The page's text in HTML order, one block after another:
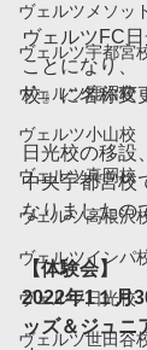
ヴェルツメソッ
ヴェルツ宇都宮
ヴェルツ鹿沼校
ヴェルツ小山校
ヴェルツ真岡校
ヴェルツ高根沢
ヴェルツインパ
ヴェルツ日光校
ヴェルツ世田谷
ヴェルツFC
ことになり、
校』に名称変
日光校の移設
中央宇都宮校
なりましたの
【体験会】
2022年1１月
ッズ＆ジュニ